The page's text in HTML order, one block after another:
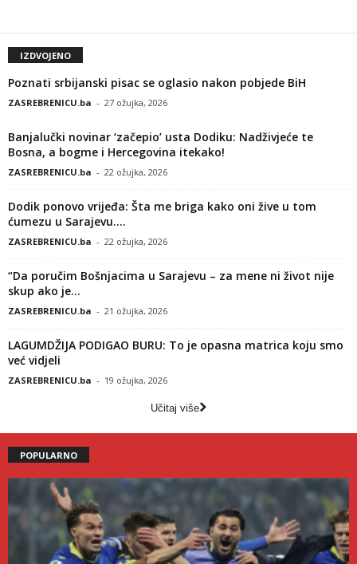
IZDVOJENO
Poznati srbijanski pisac se oglasio nakon pobjede BiH
ZASREBRENICU.ba - 27 ožujka, 2026
Banjalučki novinar ‘začepio’ usta Dodiku: Nadživjeće te
Bosna, a bogme i Hercegovina itekako!
ZASREBRENICU.ba - 22 ožujka, 2026
Dodik ponovo vrijeđa: Šta me briga kako oni žive u tom
ćumezu u Sarajevu....
ZASREBRENICU.ba - 22 ožujka, 2026
“Da poručim Bošnjacima u Sarajevu – za mene ni život nije
skup ako je...
ZASREBRENICU.ba - 21 ožujka, 2026
LAGUMDŽIJA PODIGAO BURU: To je opasna matrica koju smo
već vidjeli
ZASREBRENICU.ba - 19 ožujka, 2026
Učitaj više
POPULARNO